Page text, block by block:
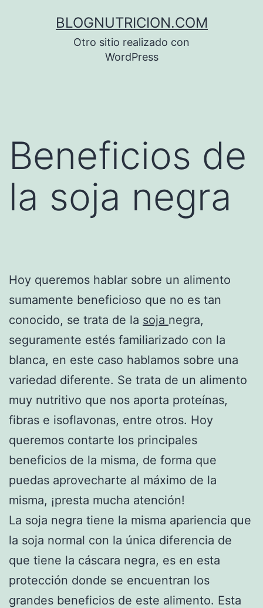
BLOGNUTRICION.COM
Otro sitio realizado con
WordPress
Beneficios de
la soja negra
Hoy queremos hablar sobre un alimento
sumamente beneficioso que no es tan
conocido, se trata de la soja negra,
seguramente estés familiarizado con la
blanca, en este caso hablamos sobre una
variedad diferente. Se trata de un alimento
muy nutritivo que nos aporta proteínas,
fibras e isoflavonas, entre otros. Hoy
queremos contarte los principales
beneficios de la misma, de forma que
puedas aprovecharte al máximo de la
misma, ¡presta mucha atención!
La soja negra tiene la misma apariencia que
la soja normal con la única diferencia de
que tiene la cáscara negra, es en esta
protección donde se encuentran los
grandes beneficios de este alimento. Esta